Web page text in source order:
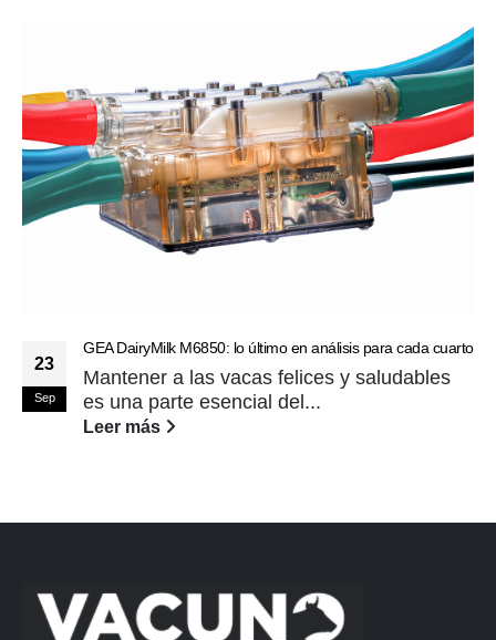
23
Sep
GEA DairyMilk M6850: lo último en análisis para cada cuarto
Mantener a las vacas felices y saludables
es una parte esencial del...
Leer más